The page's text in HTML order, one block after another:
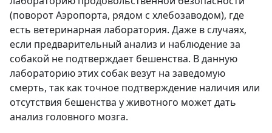
(поворот Аэропорта, рядом с хлебозаводом), где
есть ветеринарная лаборатория. Даже в случаях,
если предварительный анализ и наблюдение за
собакой не подтверждает бешенства. В данную
лабораторию этих собак везут на заведомую
смерть, так как точное подтверждение наличия или
отсутствия бешенства у животного может дать
анализ головного мозга.